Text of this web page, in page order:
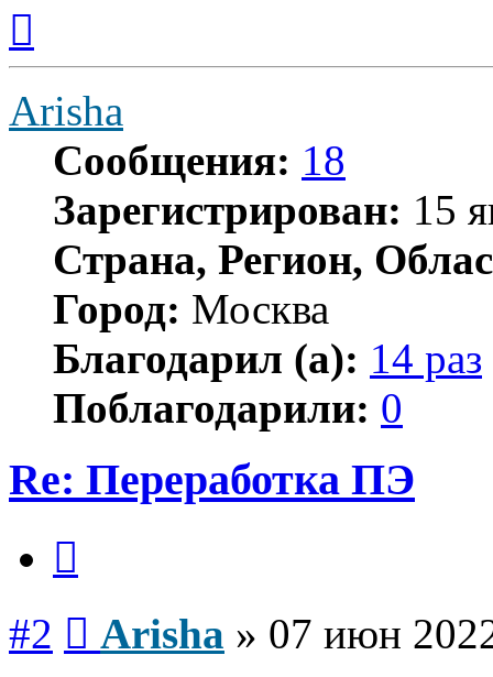
началу
Arisha
Сообщения: 18
Зарегистрирован: 15
Страна, Регион,
Город: Москва
Благодарил (а): 14 раз
Поблагодарили: 0
Re: Переработка ПЭ
#2 Arisha » 07 июн